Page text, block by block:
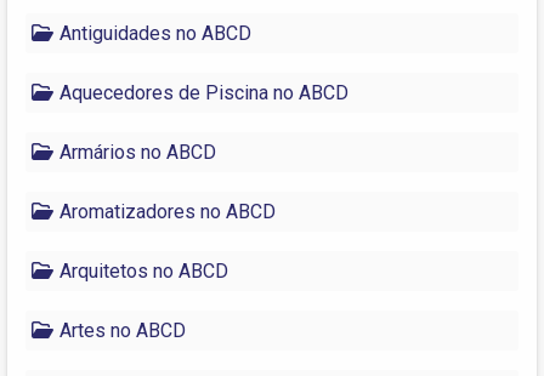
Antiguidades no ABCD
Aquecedores de Piscina no ABCD
Armários no ABCD
Aromatizadores no ABCD
Arquitetos no ABCD
Artes no ABCD